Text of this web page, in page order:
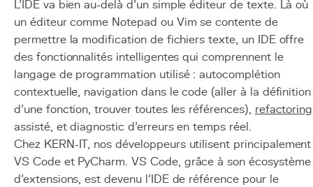
L'IDE va bien au-delà d'un simple éditeur de texte. Là où
un éditeur comme Notepad ou Vim se contente de
permettre la modification de fichiers texte, un IDE offre
des fonctionnalités intelligentes qui comprennent le
langage de programmation utilisé : autocomplétion
contextuelle, navigation dans le code (aller à la définition
d'une fonction, trouver toutes les références), refactoring
assisté, et diagnostic d'erreurs en temps réel.
Chez KERN-IT, nos développeurs utilisent principalement
VS Code et PyCharm. VS Code, grâce à son écosystème
d'extensions, est devenu l'IDE de référence pour le